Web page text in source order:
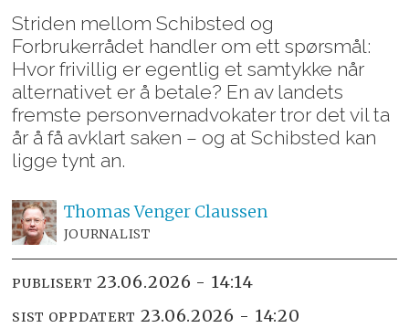
Striden mellom Schibsted og
Forbrukerrådet handler om ett spørsmål:
Hvor frivillig er egentlig et samtykke når
alternativet er å betale? En av landets
fremste personvernadvokater tror det vil ta
år å få avklart saken – og at Schibsted kan
ligge tynt an.
Thomas Venger Claussen
JOURNALIST
PUBLISERT 23.06.2026 - 14:14
SIST OPPDATERT 23.06.2026 - 14:20